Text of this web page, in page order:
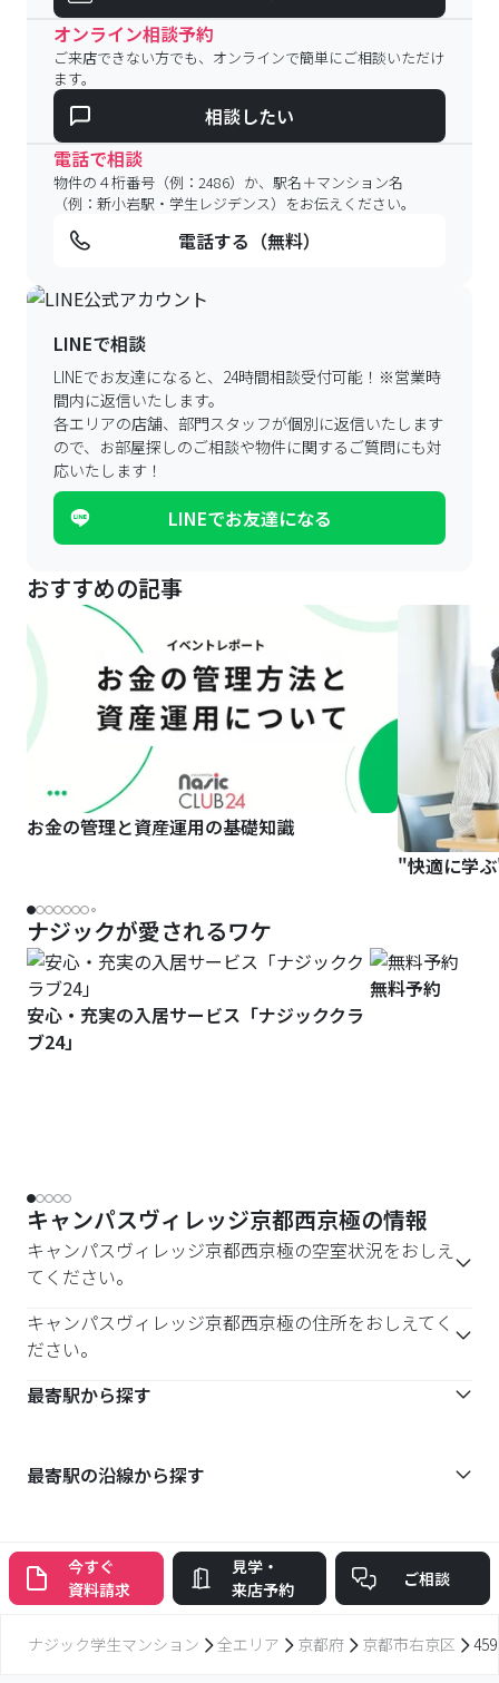
オンライン相談予約
ご来店できない方でも、オンラインで簡単にご相談いただけ
ます。
相談したい
電話で相談
物件の４桁番号（例：2486）か、駅名＋マンション名
（例：新小岩駅・学生レジデンス）をお伝えください。
電話する（無料）
LINEで相談
LINEでお友達になると、24時間相談受付可能！ ※営業時
間内に返信いたします。
各エリアの店舗、部門スタッフが個別に返信いたします
ので、 お部屋探しのご相談や物件に関するご質問にも対
応いたします！
LINEでお友達になる
おすすめの記事
お金の管理と資産運用の基礎知識
"快適に学
ナジックが愛されるワケ
安心・充実の入居サービス「ナジッククラ
ブ24」
無料予約
キャンパスヴィレッジ京都西京極の情報
キャンパスヴィレッジ京都西京極の空室状況をおしえ
てください。
キャンパスヴィレッジ京都西京極の住所をおしえてく
ださい。
最寄駅から探す
最寄駅の沿線から探す
今すぐ
資料請求
見学・
来店予約
ご相談
ナジック学生マンション 全エリア 京都府 京都市右京区